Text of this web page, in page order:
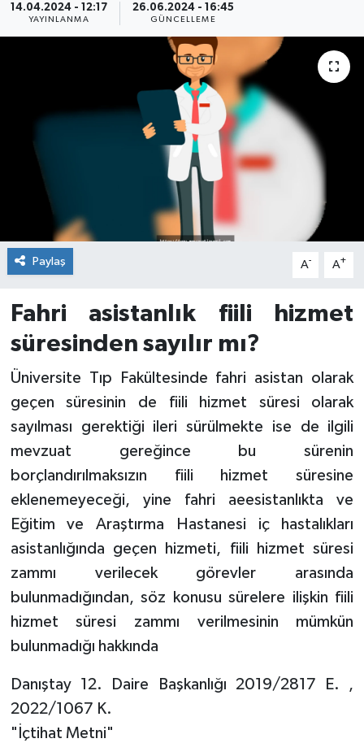
14.04.2024 - 12:17
YAYINLANMA
26.06.2024 - 16:45
GÜNCELLEME
Paylaş A- A+
Fahri asistanlık fiili hizmet
süresinden sayılır mı?
Üniversite Tıp Fakültesinde fahri asistan olarak
geçen süresinin de fiili hizmet süresi olarak
sayılması gerektiği ileri sürülmekte ise de ilgili
mevzuat gereğince bu sürenin
borçlandırılmaksızın fiili hizmet süresine
eklenemeyeceği, yine fahri aeesistanlıkta ve
Eğitim ve Araştırma Hastanesi iç hastalıkları
asistanlığında geçen hizmeti, fiili hizmet süresi
zammı verilecek görevler arasında
bulunmadığından, söz konusu sürelere ilişkin fiili
hizmet süresi zammı verilmesinin mümkün
bulunmadığı hakkında
Danıştay 12. Daire Başkanlığı 2019/2817 E. ,
2022/1067 K.
"İçtihat Metni"